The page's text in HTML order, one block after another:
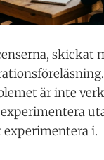
skickat
är inte
i.